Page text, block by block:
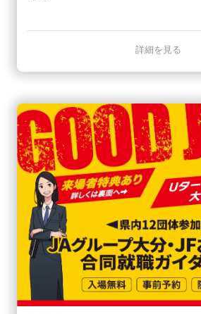
詳細を見る